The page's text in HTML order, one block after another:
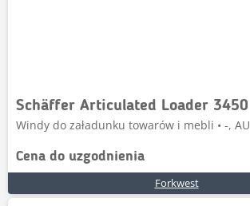
Schäffer Articulated Loader 3450
Windy do załadunku towarów i mebli • -, AU
Cena do uzgodnienia
Forkwest